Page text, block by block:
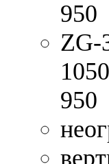
950
ZG-
950